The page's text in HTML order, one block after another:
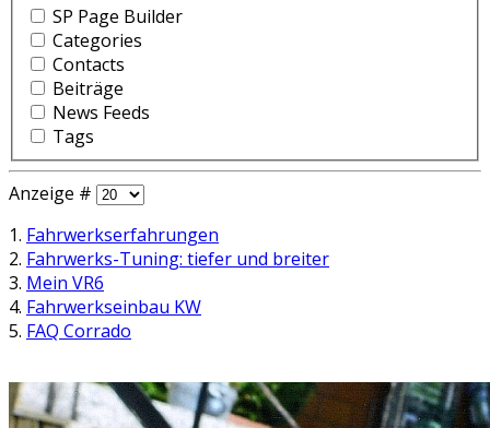
SP Page Builder
Categories
Contacts
Beiträge
News Feeds
Tags
Anzeige #
1. Fahrwerkserfahrungen
2. Fahrwerks-Tuning: tiefer und breiter
3. Mein VR6
4. Fahrwerkseinbau KW
5. FAQ Corrado